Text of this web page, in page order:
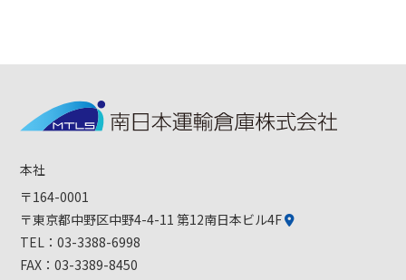
本社
〒164-0001
〒東京都中野区中野4-4-11 第12南日本ビル4F
TEL：03-3388-6998
FAX：03-3389-8450